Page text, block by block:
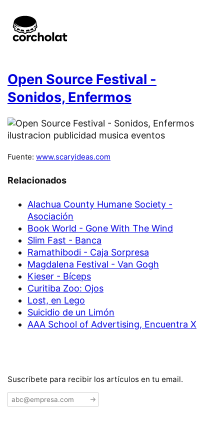
Open Source Festival -
Sonidos, Enfermos
Fuente: www.scaryideas.com
Relacionados
Alachua County Humane Society -
Asociación
Book World - Gone With The Wind
Slim Fast - Banca
Ramathibodi - Caja Sorpresa
Magdalena Festival - Van Gogh
Kieser - Bíceps
Curitiba Zoo: Ojos
Lost, en Lego
Suicidio de un Limón
AAA School of Advertising, Encuentra X
Suscríbete para recibir los artículos en tu email.